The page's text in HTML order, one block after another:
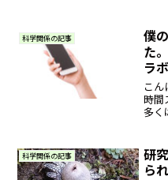
科学関係の記事
僕
た
ラ
こ
時間
多く
して
は手
科学関係の記事
研
ら